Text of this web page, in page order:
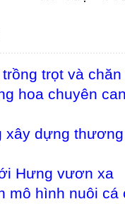
trọt và chăn
hoa chuyên
dựng
Hưng vươn xa
mô hình nuôi cá